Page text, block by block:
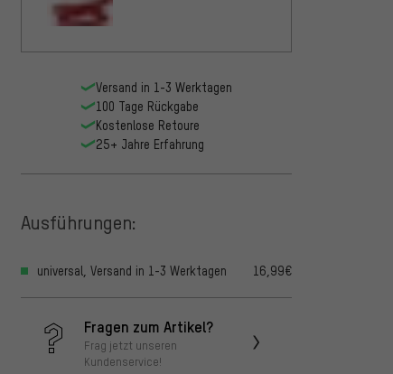
Versand in 1-3 Werktagen
100 Tage Rückgabe
Kostenlose Retoure
25+ Jahre Erfahrung
Ausführungen:
universal, Versand in 1-3 Werktagen 16,99€
Fragen zum Artikel?
Frag jetzt unseren
Kundenservice!